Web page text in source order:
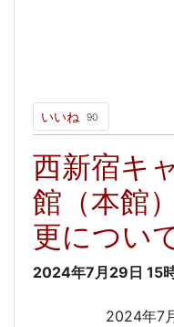
いいね 90
西新宿キ
館（本館
更につい
2024年7月29日 15
2024年7月